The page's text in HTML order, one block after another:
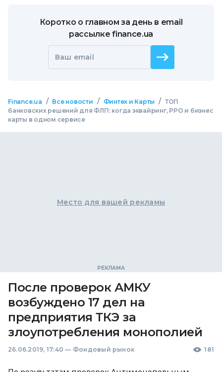
Коротко о главном за день в email
рассылке finance.ua
Ваш email
Finance.ua / Все новости / Финтех и Карты / ТОП
банковских решений для ФЛП: когда эквайринг, РРО и бизнес
карты в одном сервисе
Место для вашей рекламы
После проверок АМКУ
возбуждено 17 дел на
предприятия ТКЭ за
злоупотребления монополией
26.06.2019, 17:40 — Фондовый рынок 181